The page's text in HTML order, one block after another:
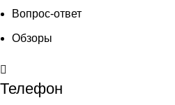
Вопрос-ответ
Обзоры
Телефон